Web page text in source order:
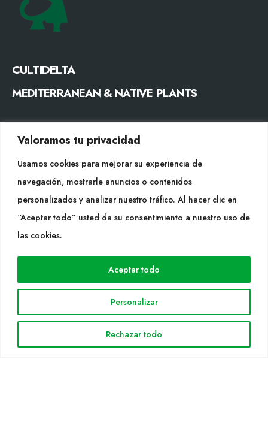
Valoramos tu privacidad
Usamos cookies para mejorar su experiencia de
navegación, mostrarle anuncios o contenidos
personalizados y analizar nuestro tráfico. Al hacer clic en
“Aceptar todo” usted da su consentimiento a nuestro uso de
las cookies.
Personalizar
Rechazar todo
Aceptar todo
CULTIDELTA
MEDITERRANEAN & NATIVE PLANTS
CONTACTO
info@cultidelta.com
SÍGUENOS
Áreas de trabajo
Solicitud Catálogo